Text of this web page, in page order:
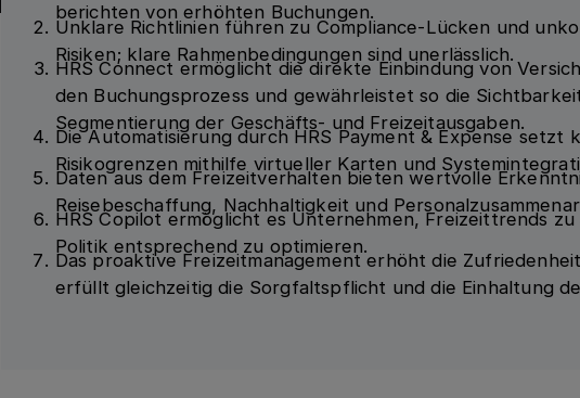
berichten von erhöhten Buchungen.
Unklare Richtlinien führen zu Compliance-Lücken und
Risiken; klare Rahmenbedingungen sind unerlässlich.
HRS Connect ermöglicht die direkte Einbindung von
den Buchungsprozess und gewährleistet so die
Segmentierung der Geschäfts- und Freizeitausgaben.
Die Automatisierung durch HRS Payment & Expense setzt
Risikogrenzen mithilfe virtueller Karten und
Daten aus dem Freizeitverhalten bieten wertvolle
Reisebeschaffung, Nachhaltigkeit und
HRS Copilot ermöglicht es Unternehmen, Freizeittrends zu
Politik entsprechend zu optimieren.
Das proaktive Freizeitmanagement erhöht die
erfüllt gleichzeitig die Sorgfaltspflicht und die Einhaltung